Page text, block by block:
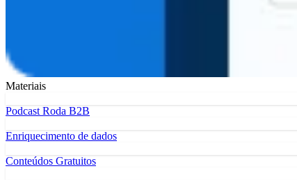
Materiais
Podcast Roda B2B
Enriquecimento de dados
Conteúdos Gratuitos